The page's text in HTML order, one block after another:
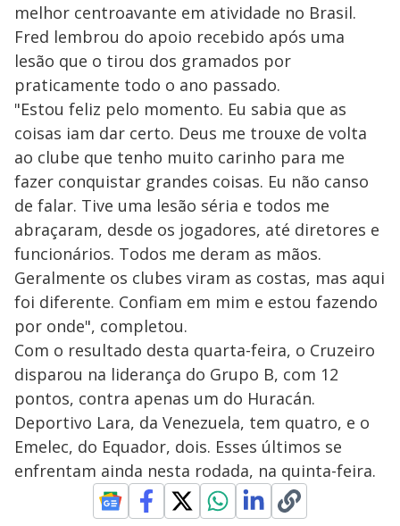
melhor centroavante em atividade no Brasil.
Fred lembrou do apoio recebido após uma
lesão que o tirou dos gramados por
praticamente todo o ano passado.
"Estou feliz pelo momento. Eu sabia que as
coisas iam dar certo. Deus me trouxe de volta
ao clube que tenho muito carinho para me
fazer conquistar grandes coisas. Eu não canso
de falar. Tive uma lesão séria e todos me
abraçaram, desde os jogadores, até diretores e
funcionários. Todos me deram as mãos.
Geralmente os clubes viram as costas, mas aqui
foi diferente. Confiam em mim e estou fazendo
por onde", completou.
Com o resultado desta quarta-feira, o Cruzeiro
disparou na liderança do Grupo B, com 12
pontos, contra apenas um do Huracán.
Deportivo Lara, da Venezuela, tem quatro, e o
Emelec, do Equador, dois. Esses últimos se
enfrentam ainda nesta rodada, na quinta-feira.